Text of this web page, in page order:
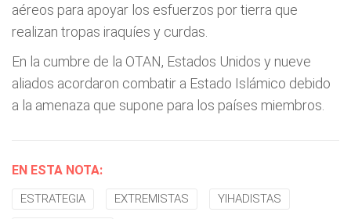
aéreos para apoyar los esfuerzos por tierra que
realizan tropas iraquíes y curdas.
En la cumbre de la OTAN, Estados Unidos y nueve
aliados acordaron combatir a Estado Islámico debido
a la amenaza que supone para los países miembros.
EN ESTA NOTA:
ESTRATEGIA EXTREMISTAS YIHADISTAS